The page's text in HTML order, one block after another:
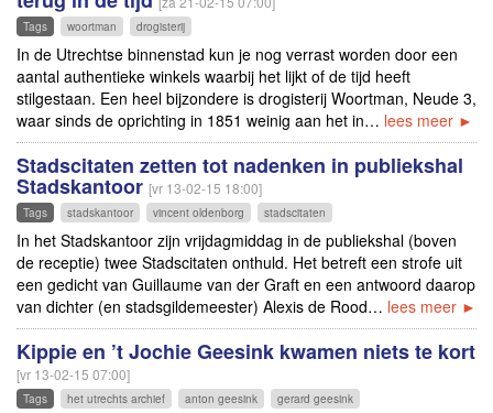
Tags woortman drogisterij
In de Utrechtse binnenstad kun je nog verrast worden door een
aantal authentieke winkels waarbij het lijkt of de tijd heeft
stilgestaan. Een heel bijzondere is drogisterij Woortman, Neude 3,
waar sinds de oprichting in 1851 weinig aan het in… lees meer ►
Stadscitaten zetten tot nadenken in publiekshal
Stadskantoor [vr 13-02-15 18:00]
Tags stadskantoor vincent oldenborg stadscitaten
In het Stadskantoor zijn vrijdagmiddag in de publiekshal (boven
de receptie) twee Stadscitaten onthuld. Het betreft een strofe uit
een gedicht van Guillaume van der Graft en een antwoord daarop
van dichter (en stadsgildemeester) Alexis de Rood… lees meer ►
Kippie en ’t Jochie Geesink kwamen niets te kort
[vr 13-02-15 07:00]
Tags het utrechts archief anton geesink gerard geesink